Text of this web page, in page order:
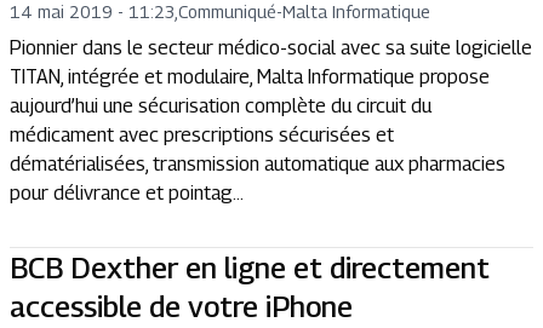
14 mai 2019 - 11:23 Communiqué-Malta Informatique
Pionnier dans le secteur médico-social avec sa suite logicielle
TITAN, intégrée et modulaire, Malta Informatique propose
aujourd’hui une sécurisation complète du circuit du
médicament avec prescriptions sécurisées et
dématérialisées, transmission automatique aux pharmacies
pour délivrance et pointag...
BCB Dexther en ligne et directement
accessible de votre iPhone